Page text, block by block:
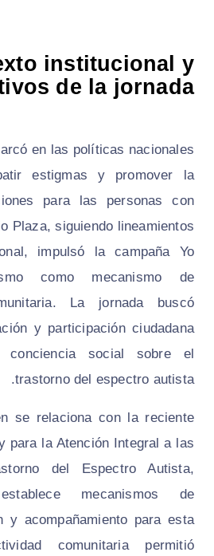
institucional y
de la jornada
en las políticas nacionales
estigmas y promover la
para las personas con
Plaza, siguiendo lineamientos
impulsó la campaña Yo
como mecanismo de
La jornada buscó
y participación ciudadana
social sobre el
trastorno del espectro autista.
se relaciona con la reciente
para la Atención Integral a las
del Espectro Autista,
mecanismos de
y acompañamiento para esta
comunitaria permitió